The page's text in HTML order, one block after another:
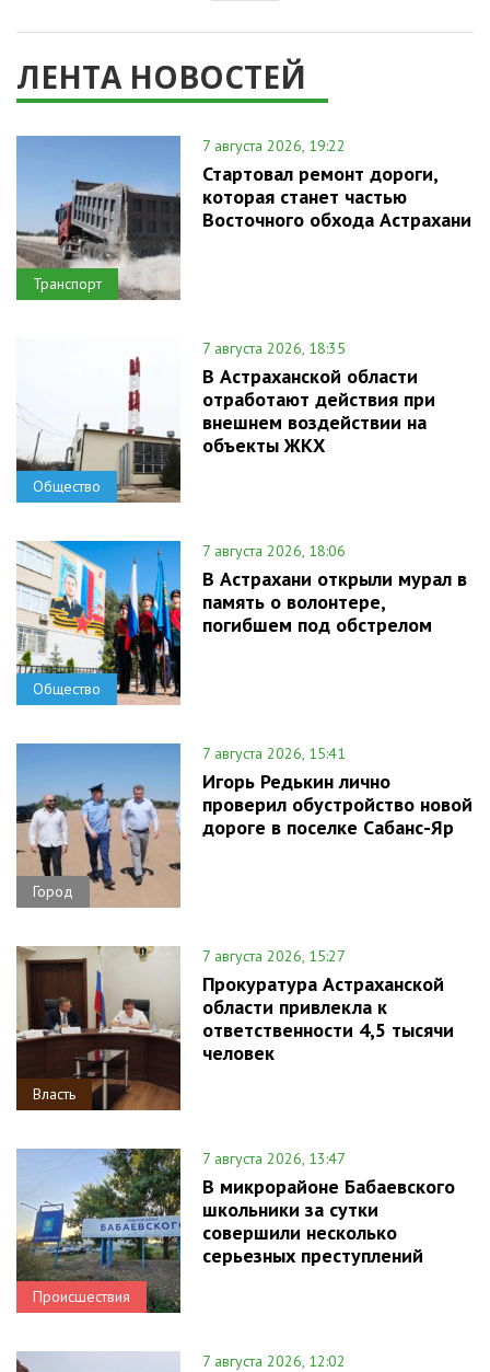
ЛЕНТА НОВОСТЕЙ
Транспорт
7 августа 2026, 19:22
Стартовал ремонт дороги,
которая станет частью
Восточного обхода Астрахани
Общество
7 августа 2026, 18:35
В Астраханской области
отработают действия при
внешнем воздействии на
объекты ЖКХ
Общество
7 августа 2026, 18:06
В Астрахани открыли мурал в
память о волонтере,
погибшем под обстрелом
Город
7 августа 2026, 15:41
Игорь Редькин лично
проверил обустройство новой
дороге в поселке Сабанс-Яр
Власть
7 августа 2026, 15:27
Прокуратура Астраханской
области привлекла к
ответственности 4,5 тысячи
человек
Происшествия
7 августа 2026, 13:47
В микрорайоне Бабаевского
школьники за сутки
совершили несколько
серьезных преступлений
7 августа 2026, 12:02